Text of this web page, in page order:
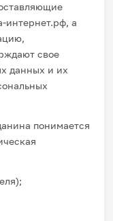
интернет.рф, а
свое
данных и их
понимается